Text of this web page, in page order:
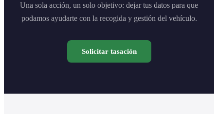
Una sola acción, un solo objetivo: dejar tus datos para que
podamos ayudarte con la recogida y gestión del vehículo.
Solicitar tasación